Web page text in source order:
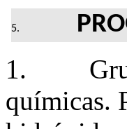
1. Grupo
químicas.